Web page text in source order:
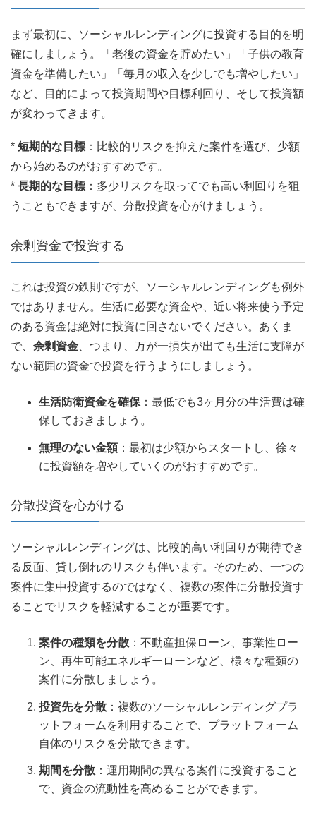
まず最初に、ソーシャルレンディングに投資する目的を明
確にしましょう。「老後の資金を貯めたい」「子供の教育
資金を準備したい」「毎月の収入を少しでも増やしたい」
など、目的によって投資期間や目標利回り、そして投資額
が変わってきます。
* 短期的な目標 ：比較的リスクを抑えた案件を選び、少額
から始めるのがおすすめです。
* 長期的な目標 ：多少リスクを取ってでも高い利回りを狙
うこともできますが、分散投資を心がけましょう。
余剰資金で投資する
これは投資の鉄則ですが、ソーシャルレンディングも例外
ではありません。生活に必要な資金や、近い将来使う予定
のある資金は絶対に投資に回さないでください。あくま
で、 余剰資金 、つまり、万が一損失が出ても生活に支障が
ない範囲の資金で投資を行うようにしましょう。
生活防衛資金を確保 ：最低でも3ヶ月分の生活費は確
保しておきましょう。
無理のない金額：最初は少額からスタートし、徐々
に投資額を増やしていくのがおすすめです。
分散投資を心がける
ソーシャルレンディングは、比較的高い利回りが期待でき
る反面、貸し倒れのリスクも伴います。そのため、一つの
案件に集中投資するのではなく、複数の案件に分散投資す
ることでリスクを軽減することが重要です。
案件の種類を分散 ：不動産担保ローン、事業性ロー
ン、再生可能エネルギーローンなど、様々な種類の
案件に分散しましょう。
投資先を分散 ：複数のソーシャルレンディングプラ
ットフォームを利用することで、プラットフォーム
自体のリスクを分散できます。
期間を分散 ：運用期間の異なる案件に投資すること
で、資金の流動性を高めることができます。